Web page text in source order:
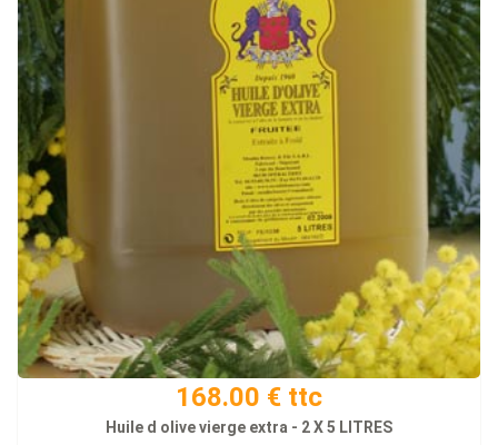
168.00 € ttc
Huile d olive vierge extra - 2 X 5 LITRES